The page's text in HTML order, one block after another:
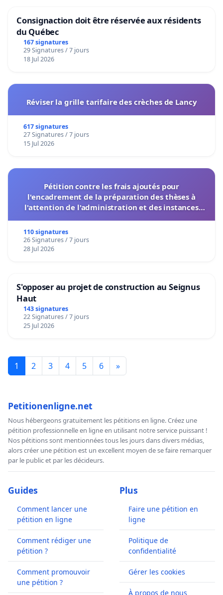
Consignaction doit être réservée aux résidents
du Québec
167 signatures
29 Signatures / 7 jours
18 Jul 2026
Réviser la grille tarifaire des crèches de Lancy
617 signatures
27 Signatures / 7 jours
15 Jul 2026
Pétition contre les frais ajoutés pour
l'encadrement de la préparation des thèses à
l'attention de l'administration et des instances
110 signatures
26 Signatures / 7 jours
28 Jul 2026
S'opposer au projet de construction au Seignus
Haut
143 signatures
22 Signatures / 7 jours
25 Jul 2026
1 2 3 4 5 6 »
Petitionenligne.net
Nous hébergeons gratuitement les pétitions en ligne. Créez une
pétition professionnelle en ligne en utilisant notre service puissant !
Nos pétitions sont mentionnées tous les jours dans divers médias,
alors créer une pétition est un excellent moyen de se faire remarquer
par le public et par les décideurs.
Guides
Comment lancer une
pétition en ligne
Comment rédiger une
pétition ?
Comment promouvoir
une pétition ?
Plus
Faire une pétition en
ligne
Politique de
confidentialité
Gérer les cookies
À propos de nous